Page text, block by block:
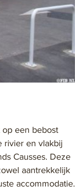
een bebost
rivier en vlakbij
Causses. Deze
aantrekkelijk
accommodatie.